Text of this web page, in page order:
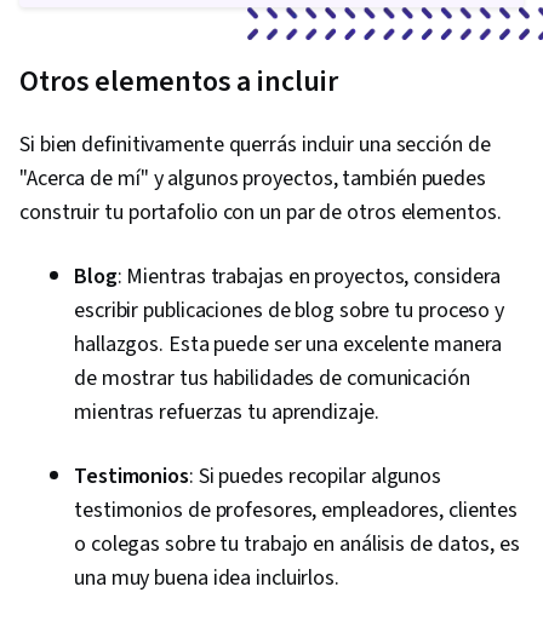
Otros elementos a incluir
Si bien definitivamente querrás incluir una sección de
"Acerca de mí" y algunos proyectos, también puedes
construir tu portafolio con un par de otros elementos.
Blog: Mientras trabajas en proyectos, considera
escribir publicaciones de blog sobre tu proceso y
hallazgos. Esta puede ser una excelente manera
de mostrar tus habilidades de comunicación
mientras refuerzas tu aprendizaje.
Testimonios: Si puedes recopilar algunos
testimonios de profesores, empleadores, clientes
o colegas sobre tu trabajo en análisis de datos, es
una muy buena idea incluirlos.